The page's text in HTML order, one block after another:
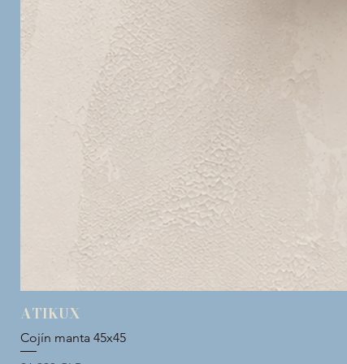
ATIKUX
Cojín manta 45x45